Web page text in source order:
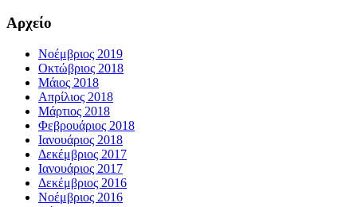
Αρχείο
Νοέμβριος 2019
Οκτώβριος 2018
Μάιος 2018
Απρίλιος 2018
Μάρτιος 2018
Φεβρουάριος 2018
Ιανουάριος 2018
Δεκέμβριος 2017
Ιανουάριος 2017
Δεκέμβριος 2016
Νοέμβριος 2016